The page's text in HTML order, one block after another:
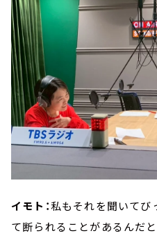
イモト：私もそれを聞いてび
て断られることがあるんだと